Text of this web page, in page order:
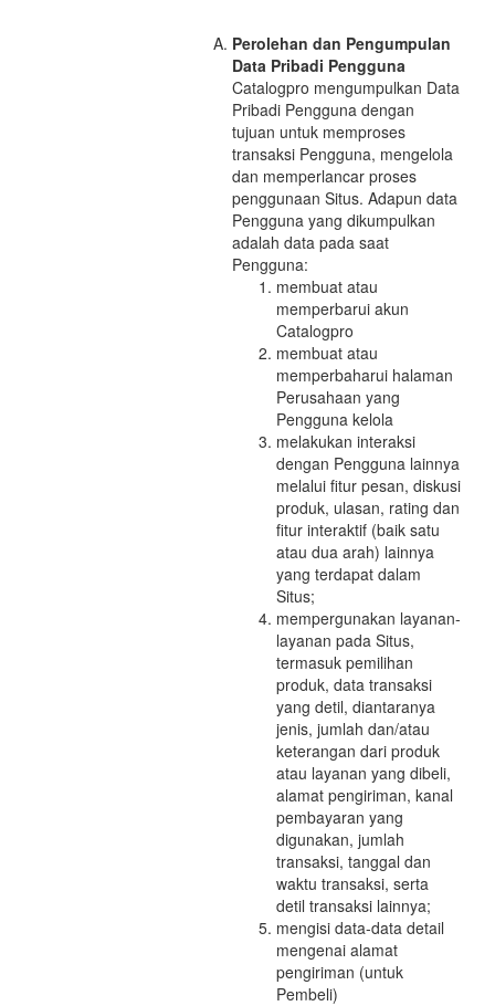
Perolehan dan Pengumpulan
Data Pribadi Pengguna
Catalogpro mengumpulkan Data
Pribadi Pengguna dengan
tujuan untuk memproses
transaksi Pengguna, mengelola
dan memperlancar proses
penggunaan Situs. Adapun data
Pengguna yang dikumpulkan
adalah data pada saat
Pengguna:
membuat atau
memperbarui akun
Catalogpro
membuat atau
memperbaharui halaman
Perusahaan yang
Pengguna kelola
melakukan interaksi
dengan Pengguna lainnya
melalui fitur pesan, diskusi
produk, ulasan, rating dan
fitur interaktif (baik satu
atau dua arah) lainnya
yang terdapat dalam
Situs;
mempergunakan layanan-
layanan pada Situs,
termasuk pemilihan
produk, data transaksi
yang detil, diantaranya
jenis, jumlah dan/atau
keterangan dari produk
atau layanan yang dibeli,
alamat pengiriman, kanal
pembayaran yang
digunakan, jumlah
transaksi, tanggal dan
waktu transaksi, serta
detil transaksi lainnya;
mengisi data-data detail
mengenai alamat
pengiriman (untuk
Pembeli)